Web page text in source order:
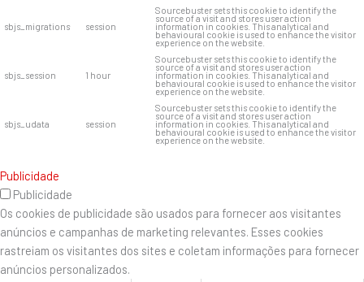
sbjs_migrations session
Sourcebuster sets this cookie to identify the
source of a visit and stores user action
information in cookies. This analytical and
behavioural cookie is used to enhance the visitor
experience on the website.
sbjs_session 1 hour
Sourcebuster sets this cookie to identify the
source of a visit and stores user action
information in cookies. This analytical and
behavioural cookie is used to enhance the visitor
experience on the website.
sbjs_udata session
Sourcebuster sets this cookie to identify the
source of a visit and stores user action
information in cookies. This analytical and
behavioural cookie is used to enhance the visitor
experience on the website.
Publicidade
Publicidade
Os cookies de publicidade são usados ​​para fornecer aos visitantes
anúncios e campanhas de marketing relevantes. Esses cookies
rastreiam os visitantes dos sites e coletam informações para fornecer
anúncios personalizados.